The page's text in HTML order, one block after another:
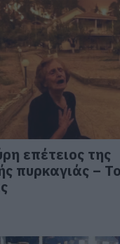
επέτειος της
πυρκαγιάς –